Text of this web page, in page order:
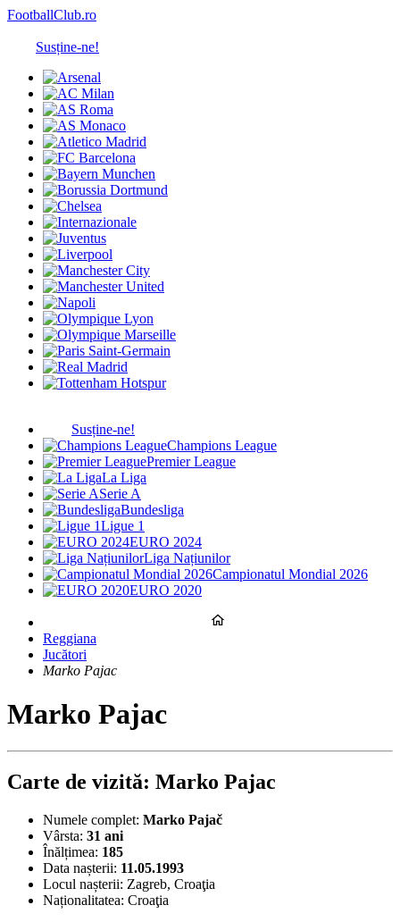
FootballClub.ro
Susține-ne!
Susține-ne!
Champions League
Premier League
La Liga
Serie A
Bundesliga
Ligue 1
EURO 2024
Liga Națiunilor
Campionatul Mondial 2026
EURO 2020
Reggiana
Jucători
Marko Pajac
Marko Pajac
Carte de vizită: Marko Pajac
Numele complet: Marko Pajač
Vârsta: 31 ani
Înălțimea: 185
Data nașterii: 11.05.1993
Locul nașterii: Zagreb, Croaţia
Naționalitatea: Croaţia